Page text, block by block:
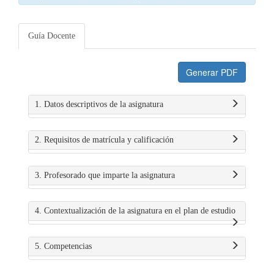
Guía Docente
Generar PDF
1. Datos descriptivos de la asignatura
2. Requisitos de matrícula y calificación
3. Profesorado que imparte la asignatura
4. Contextualización de la asignatura en el plan de estudio
5. Competencias